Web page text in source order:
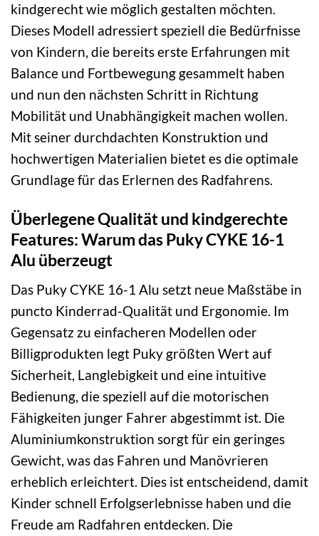
kindgerecht wie möglich gestalten möchten.
Dieses Modell adressiert speziell die Bedürfnisse
von Kindern, die bereits erste Erfahrungen mit
Balance und Fortbewegung gesammelt haben
und nun den nächsten Schritt in Richtung
Mobilität und Unabhängigkeit machen wollen.
Mit seiner durchdachten Konstruktion und
hochwertigen Materialien bietet es die optimale
Grundlage für das Erlernen des Radfahrens.
Überlegene Qualität und kindgerechte
Features: Warum das Puky CYKE 16-1
Alu überzeugt
Das Puky CYKE 16-1 Alu setzt neue Maßstäbe in
puncto Kinderrad-Qualität und Ergonomie. Im
Gegensatz zu einfacheren Modellen oder
Billigprodukten legt Puky größten Wert auf
Sicherheit, Langlebigkeit und eine intuitive
Bedienung, die speziell auf die motorischen
Fähigkeiten junger Fahrer abgestimmt ist. Die
Aluminiumkonstruktion sorgt für ein geringes
Gewicht, was das Fahren und Manövrieren
erheblich erleichtert. Dies ist entscheidend, damit
Kinder schnell Erfolgserlebnisse haben und die
Freude am Radfahren entdecken. Die